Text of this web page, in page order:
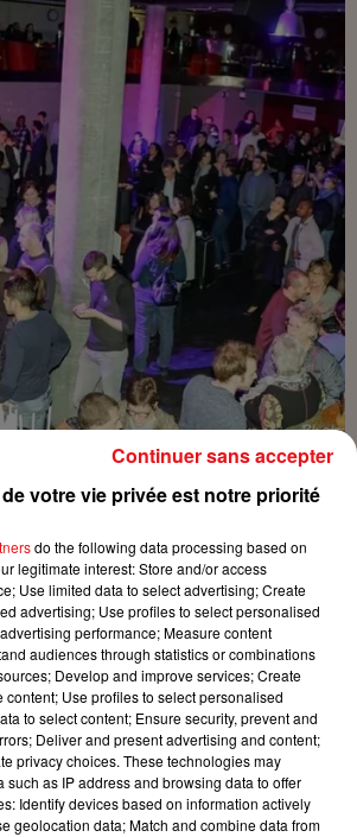
votre vie privée est notre priorité
do the following data processing based on
legitimate interest: Store and/or access
Use limited data to select advertising; Create
advertising; Use profiles to select personalised
performance; Measure content
audiences through statistics or combinations
Develop and improve services; Create
Use profiles to select personalised
to select content; Ensure security, prevent and
Deliver and present advertising and content;
privacy choices. These technologies may
such as IP address and browsing data to offer
Identify devices based on information actively
geolocation data; Match and combine data from
Continuer sans accepter